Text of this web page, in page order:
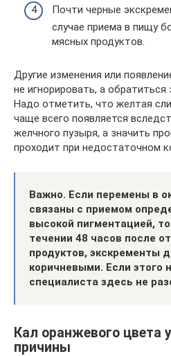
Почти черные
случае приема в пищу
мясных продуктов.
Другие изменения или
не игнорировать, а обратиться
Надо отметить, что желтая
чаще всего появляется
желчного пузыря, а значить
проходит при недостаточном
Важно. Если перемены в
связаны с приемом
высокой пигментацией,
течении 48 часов после
продуктов, экскременты
коричневыми. Если этого
специалиста здесь не
Кал оранжевого цвета
причины